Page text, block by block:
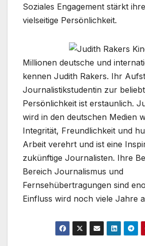
Soziales Engagement stärkt
vielseitige Persönlichkeit.
Millionen deutsche und
kennen Judith Rakers. Ihr
Journalistikstudentin zur
Persönlichkeit ist erstaunlich.
wird in den deutschen Medien
Integrität, Freundlichkeit und
Arbeit verehrt und ist eine
zukünftige Journalisten. Ihre
Bereich Journalismus und
Fernsehübertragungen sind
Einfluss wird noch viele Jahre